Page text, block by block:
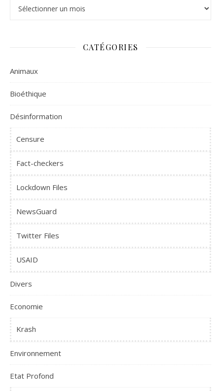
CATÉGORIES
Animaux
Bioéthique
Désinformation
Censure
Fact-checkers
Lockdown Files
NewsGuard
Twitter Files
USAID
Divers
Economie
Krash
Environnement
Etat Profond